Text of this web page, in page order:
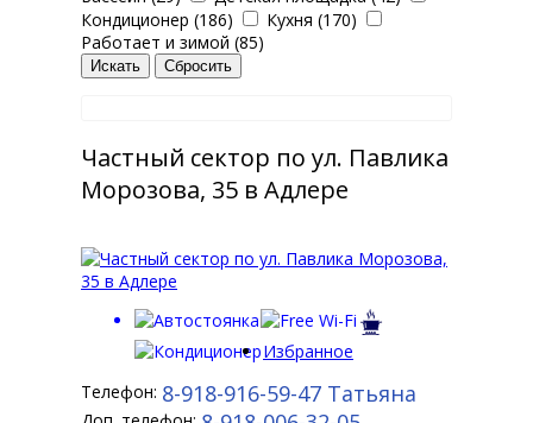
Кондиционер (186)
Кухня (170)
Работает и зимой (85)
Частный сектор по ул. Павлика
Морозова, 35 в Адлере
Избранное
Телефон: 8-918-916-59-47 Татьяна